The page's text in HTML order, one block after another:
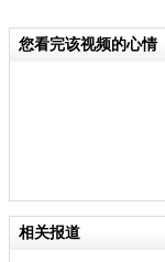
您看完该视频的心情
相关报道